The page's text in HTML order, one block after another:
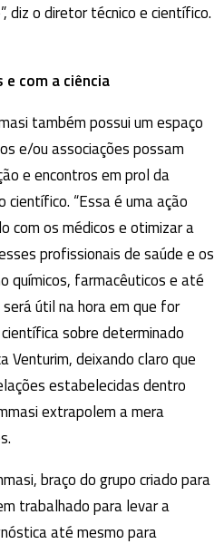
diz o diretor técnico e científico.
com a ciência
também possui um espaço
e/ou associações possam
e encontros em prol da
científico. “Essa é uma ação
com os médicos e otimizar a
profissionais de saúde e os
químicos, farmacêuticos e até
útil na hora em que for
sobre determinado
Venturim, deixando claro que
estabelecidas dentro
extrapolem a mera
braço do grupo criado para
trabalhado para levar a
até mesmo para